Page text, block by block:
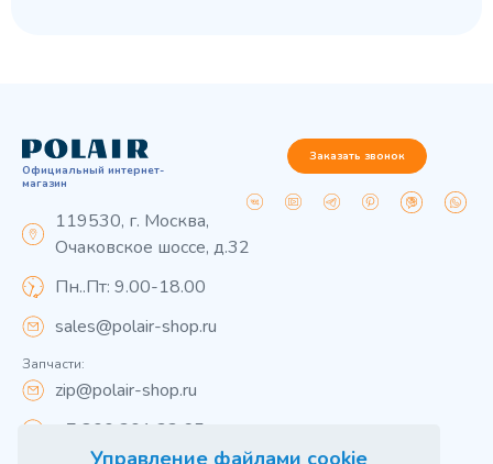
Управление файлами cookie
Официальный интернет-
магазин
119530, г. Москва,
Очаковское шоссе, д.32
Пн..Пт: 9.00-18.00
sales@polair-shop.ru
Запчасти:
zip@polair-shop.ru
+7 800 301 33 65
Заказать звонок